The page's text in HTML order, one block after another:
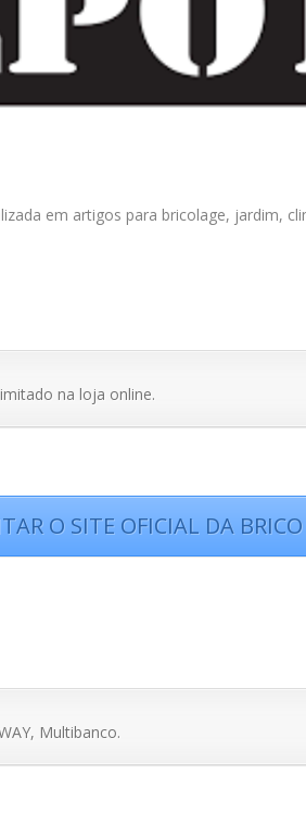
em artigos para bricolage, jardim,
na loja online.
O SITE OFICIAL DA
Multibanco.